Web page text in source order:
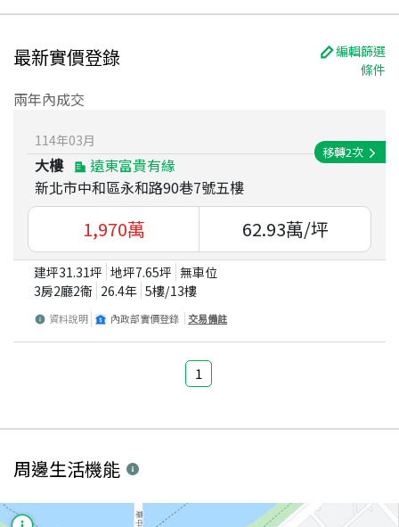
最新實價登錄
編輯篩選
條件
兩年內成交
114年03月
大樓
遠東富貴有緣
新北市中和區永和路90巷7號五樓
移轉2次
1,970萬 62.93萬/坪
建坪31.31坪 地坪7.65坪 無車位
3房2廳2衛 26.4年 5樓/13樓
資料說明 內政部實價登錄 交易備註
1
周邊生活機能